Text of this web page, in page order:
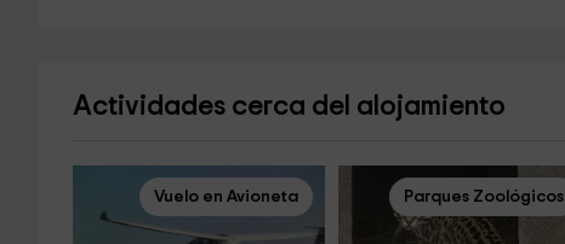
Actividades cerca del alojamiento
Vuelo en Avioneta Parques Zoológicos